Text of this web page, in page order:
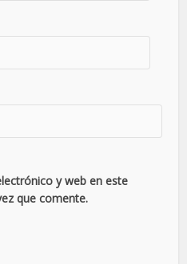
y web en este
que comente.